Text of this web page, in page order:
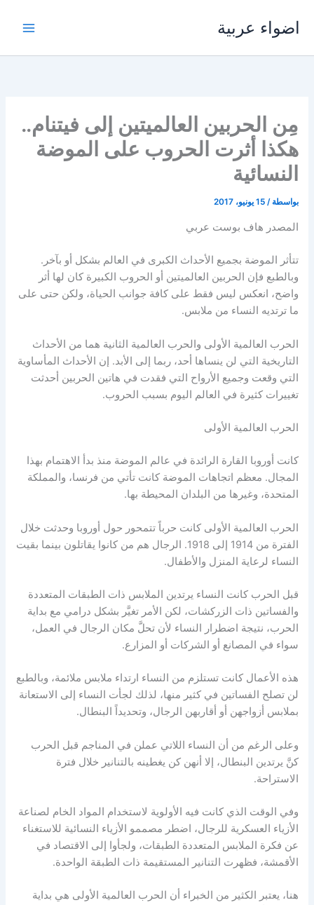
اضواء عربية
مِن الحربين العالميتين إلى فيتنام..
هكذا أثرت الحروب على الموضة
النسائية
بواسطة /15 يونيو، 2017
المصدر هاف بوست عربي
تتأثر الموضة بجميع الأحداث الكبرى في العالم بشكل أو بآخر.
وبالطبع فإن الحربين العالميتين أو الحروب الكبيرة كان لها أثر
واضح، انعكس ليس فقط على كافة جوانب الحياة، ولكن حتى على
ما ترتديه النساء من ملابس.
الحرب العالمية الأولى والحرب العالمية الثانية هما من الأحداث
التاريخية التي لن ينساها أحد، ربما إلى الأبد. إن الأحداث المأساوية
التي وقعت وجميع الأرواح التي فقدت في هاتين الحربين أحدثت
تغييرات كثيرة في العالم اليوم بسبب الحروب.
الحرب العالمية الأولى
كانت أوروبا القارة الرائدة في عالم الموضة منذ بدأ الاهتمام بهذا
المجال. معظم اتجاهات الموضة كانت تأتي من فرنسا، والمملكة
المتحدة، وغيرها من البلدان المحيطة بها.
الحرب العالمية الأولى كانت حرباً تتمحور حول أوروبا وحدثت خلال
الفترة من 1914 إلى 1918. الرجال هم من كانوا يقاتلون بينما بقيت
النساء لرعاية المنزل والأطفال.
قبل الحرب كانت النساء يرتدين الملابس ذات الطبقات المتعددة
والفساتين ذات الزركشات، لكن الأمر تغيَّر بشكل درامي مع بداية
الحرب، نتيجة اضطرار النساء لأن تحلَّ مكان الرجال في العمل،
سواء في المصانع أو الشركات أو المزارع.
هذه الأعمال كانت تستلزم من النساء ارتداء ملابس ملائمة، وبالطبع
لن تصلح الفساتين في كثير منها، لذلك لجأت النساء إلى الاستعانة
بملابس أزواجهن أو أقاربهن الرجال، وتحديداً البنطال.
وعلى الرغم من أن النساء اللاتي عملن في المناجم قبل الحرب
كنَّ يرتدين البنطال، إلا أنهن كن يغطينه بالتنانير خلال فترة
الاستراحة.
وفي الوقت الذي كانت فيه الأولوية لاستخدام المواد الخام لصناعة
الأزياء العسكرية للرجال، اضطر مصممو الأزياء النسائية للاستغناء
عن فكرة الملابس المتعددة الطبقات، ولجأوا إلى الاقتصاد في
الأقمشة، فظهرت التنانير المستقيمة ذات الطبقة الواحدة.
هنا، يعتبر الكثير من الخبراء أن الحرب العالمية الأولى هي بداية